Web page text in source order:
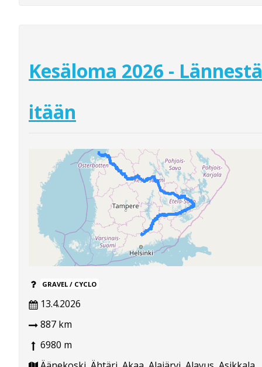
Kesäloma 2026 - Lännestä
itään
GRAVEL / CYCLO
13.4.2026
887 km
6980 m